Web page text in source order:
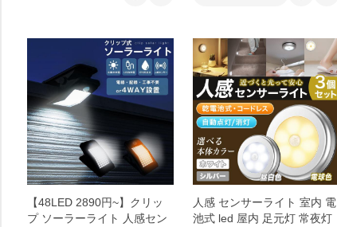
【48LED 2890円~】クリッ
プ ソーラーライト 人感セン
人感 センサーライト 室内 電
池式 led 屋内 足元灯 常夜灯